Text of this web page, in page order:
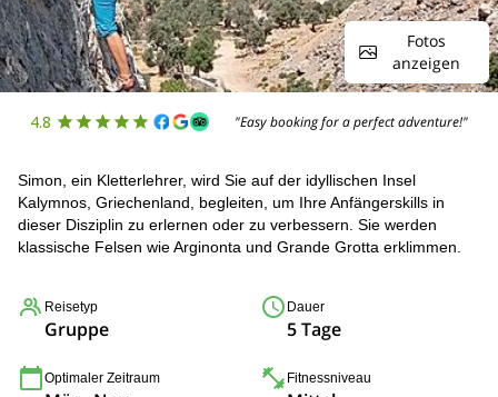
Fotos
anzeigen
4.8 "Easy booking for a perfect adventure!"
Simon, ein Kletterlehrer, wird Sie auf der idyllischen Insel
Kalymnos, Griechenland, begleiten, um Ihre Anfängerskills in
dieser Disziplin zu erlernen oder zu verbessern. Sie werden
klassische Felsen wie Arginonta und Grande Grotta erklimmen.
Reisetyp
Gruppe
Dauer
5 Tage
Optimaler Zeitraum Fitnessniveau